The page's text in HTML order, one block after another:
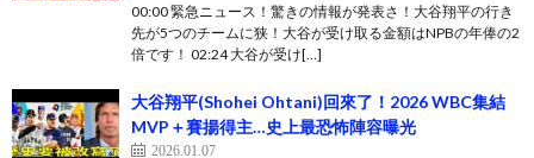
00:00 緊急ニュース！驚きの情報が発表さ！大谷翔平の行き
先が5つのチームに狭！大谷が受け取る金額はNPBの年俸の2
倍です！ 02:24 大谷が受け[…]
大谷翔平(Shohei Ohtani)回來了！2026 WBC集結
MVP＋賽揚得主…史上最恐怖陣容曝光
2026.01.07